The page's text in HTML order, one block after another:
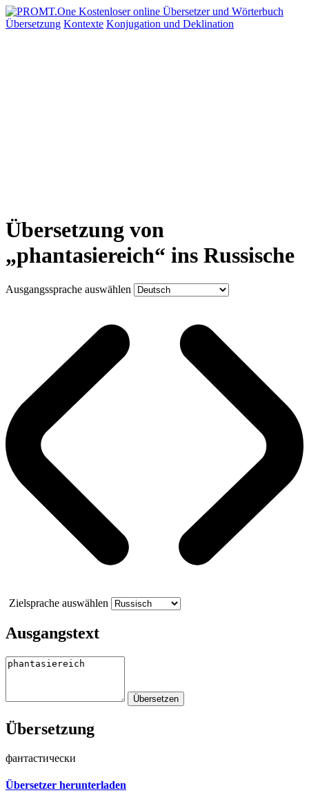
Übersetzung Kontexte Konjugation und Deklination
Übersetzung von
„phantasiereich“ ins Russische
Ausgangssprache auswählen
Zielsprache auswählen
Ausgangstext
Übersetzung
фантастически
Übersetzer herunterladen